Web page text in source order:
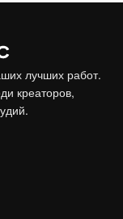
лучших работ.
креаторов,